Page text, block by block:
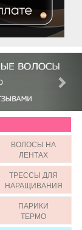
ВОЛОСЫ НА
ЛЕНТАХ
ТРЕССЫ ДЛЯ
НАРАЩИВАНИЯ
ПАРИКИ
ТЕРМО